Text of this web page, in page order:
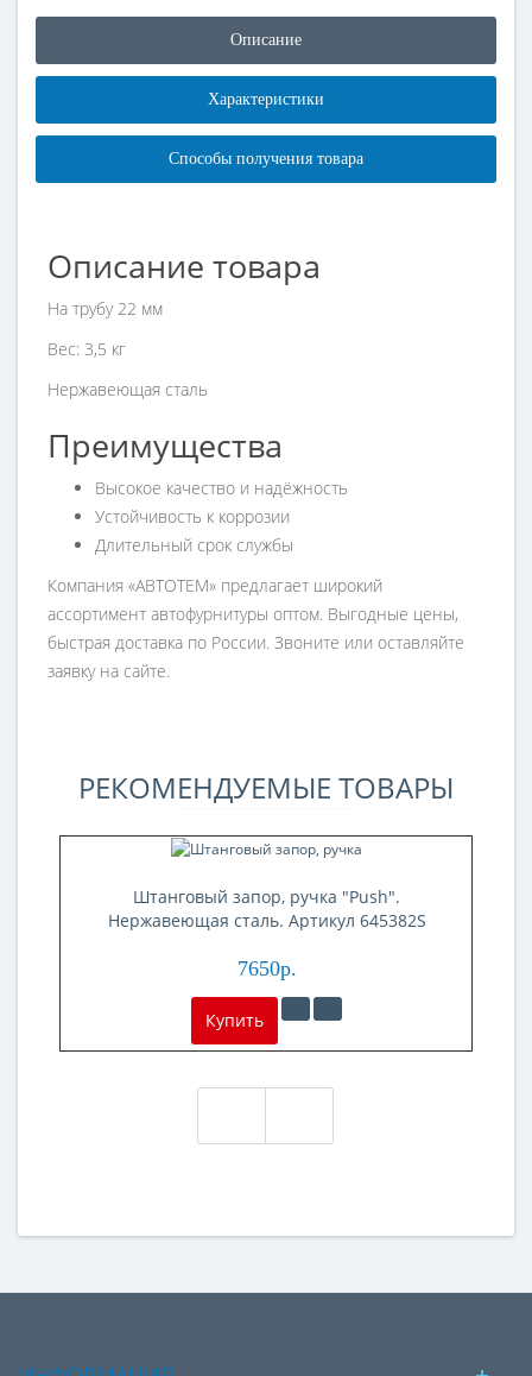
Описание
Характеристики
Способы получения товара
Описание товара
На трубу 22 мм
Вес: 3,5 кг
Нержавеющая сталь
Преимущества
Высокое качество и надёжность
Устойчивость к коррозии
Длительный срок службы
Компания «АВТОТЕМ» предлагает широкий
ассортимент автофурнитуры оптом. Выгодные цены,
быстрая доставка по России. Звоните или оставляйте
заявку на сайте.
РЕКОМЕНДУЕМЫЕ ТОВАРЫ
Штанговый запор, ручка "Push".
Нержавеющая сталь. Артикул 645382S
7650р.
Купить